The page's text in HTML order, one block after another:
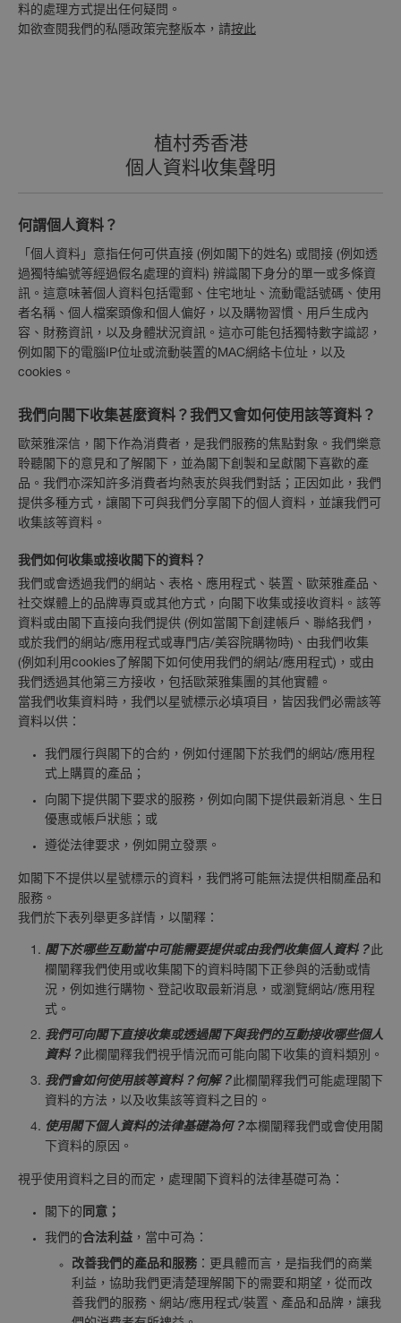
料的處理方式提出任何疑問。
如欲查閱我們的私隱政策完整版本，請按此
植村秀香港
個人資料收集聲明
何謂個人資料？
「個人資料」意指任何可供直接 (例如閣下的姓名) 或間接 (例如透
過獨特編號等經過假名處理的資料) 辨識閣下身分的單一或多條資
訊。這意味著個人資料包括電郵、住宅地址、流動電話號碼、使用
者名稱、個人檔案頭像和個人偏好，以及購物習慣、用戶生成內
容、財務資訊，以及身體狀況資訊。這亦可能包括獨特數字識認，
例如閣下的電腦IP位址或流動裝置的MAC網絡卡位址，以及
cookies。
我們向閣下收集甚麼資料？我們又會如何使用該等資料？
歐萊雅深信，閣下作為消費者，是我們服務的焦點對象。我們樂意
聆聽閣下的意見和了解閣下，並為閣下創製和呈獻閣下喜歡的產
品。我們亦深知許多消費者均熱衷於與我們對話；正因如此，我們
提供多種方式，讓閣下可與我們分享閣下的個人資料，並讓我們可
收集該等資料。
我們如何收集或接收閣下的資料？
我們或會透過我們的網站、表格、應用程式、裝置、歐萊雅產品、
社交媒體上的品牌專頁或其他方式，向閣下收集或接收資料。該等
資料或由閣下直接向我們提供 (例如當閣下創建帳戶、聯絡我們，
或於我們的網站/應用程式或專門店/美容院購物時)、由我們收集
(例如利用cookies了解閣下如何使用我們的網站/應用程式)，或由
我們透過其他第三方接收，包括歐萊雅集團的其他實體。
當我們收集資料時，我們以星號標示必填項目，皆因我們必需該等
資料以供：
我們履行與閣下的合約，例如付運閣下於我們的網站/應用程
式上購買的產品；
向閣下提供閣下要求的服務，例如向閣下提供最新消息、生日
優惠或帳戶狀態；或
遵從法律要求，例如開立發票。
如閣下不提供以星號標示的資料，我們將可能無法提供相關產品和
服務。
我們於下表列舉更多詳情，以闡釋：
閣下於哪些互動當中可能需要提供或由我們收集個人資料？此
欄闡釋我們使用或收集閣下的資料時閣下正參與的活動或情
況，例如進行購物、登記收取最新消息，或瀏覽網站/應用程
式。
我們可向閣下直接收集或透過閣下與我們的互動接收哪些個人
資料？此欄闡釋我們視乎情況而可能向閣下收集的資料類別。
我們會如何使用該等資料？何解？此欄闡釋我們可能處理閣下
資料的方法，以及收集該等資料之目的。
使用閣下個人資料的法律基礎為何？本欄闡釋我們或會使用閣
下資料的原因。
視乎使用資料之目的而定，處理閣下資料的法律基礎可為：
閣下的 同意；
我們的合法利益 ，當中可為：
改善我們的產品和服務 ：更具體而言，是指我們的商業
利益，協助我們更清楚理解閣下的需要和期望，從而改
善我們的服務、網站/應用程式/裝置、產品和品牌，讓我